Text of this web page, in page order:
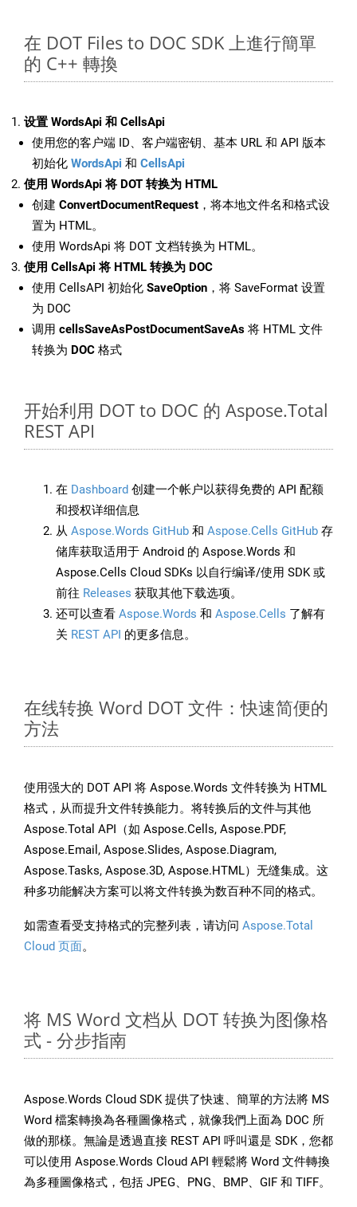
在 DOT Files to DOC SDK 上進行簡單
的 C++ 轉換
设置 WordsApi 和 CellsApi
使用您的客户端 ID、客户端密钥、基本 URL 和 API 版本
初始化 WordsApi 和 CellsApi
使用 WordsApi 将 DOT 转换为 HTML
创建 ConvertDocumentRequest ，将本地文件名和格式设
置为 HTML。
使用 WordsApi 将 DOT 文档转换为 HTML。
使用 CellsApi 将 HTML 转换为 DOC
使用 CellsAPI 初始化 SaveOption ，将 SaveFormat 设置
为 DOC
调用 cellsSaveAsPostDocumentSaveAs 将 HTML 文件
转换为 DOC 格式
开始利用 DOT to DOC 的 Aspose.Total
REST API
在 Dashboard 创建一个帐户以获得免费的 API 配额
和授权详细信息
从 Aspose.Words GitHub 和 Aspose.Cells GitHub 存
储库获取适用于 Android 的 Aspose.Words 和
Aspose.Cells Cloud SDKs 以自行编译/使用 SDK 或
前往 Releases 获取其他下载选项。
还可以查看 Aspose.Words 和 Aspose.Cells 了解有
关 REST API 的更多信息。
在线转换 Word DOT 文件：快速简便的
方法
使用强大的 DOT API 将 Aspose.Words 文件转换为 HTML
格式，从而提升文件转换能力。将转换后的文件与其他
Aspose.Total API（如 Aspose.Cells, Aspose.PDF,
Aspose.Email, Aspose.Slides, Aspose.Diagram,
Aspose.Tasks, Aspose.3D, Aspose.HTML）无缝集成。这
种多功能解决方案可以将文件转换为数百种不同的格式。
如需查看受支持格式的完整列表，请访问 Aspose.Total
Cloud 页面。
将 MS Word 文档从 DOT 转换为图像格
式 - 分步指南
Aspose.Words Cloud SDK 提供了快速、簡單的方法將 MS
Word 檔案轉換為各種圖像格式，就像我們上面為 DOC 所
做的那樣。無論是透過直接 REST API 呼叫還是 SDK，您都
可以使用 Aspose.Words Cloud API 輕鬆將 Word 文件轉換
為多種圖像格式，包括 JPEG、PNG、BMP、GIF 和 TIFF。